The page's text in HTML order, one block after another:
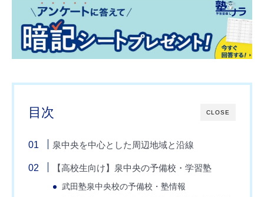
CLOSE
目次
泉中央を中心とした周辺地域と沿線
【高校生向け】泉中央の予備校・学習塾
武田塾泉中央校の予備校・塾情報